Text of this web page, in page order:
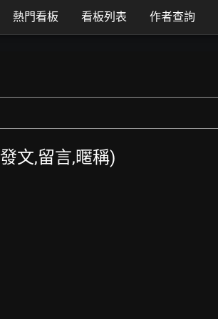
熱門看板 看板列表 作者查詢
文,留言,暱稱)